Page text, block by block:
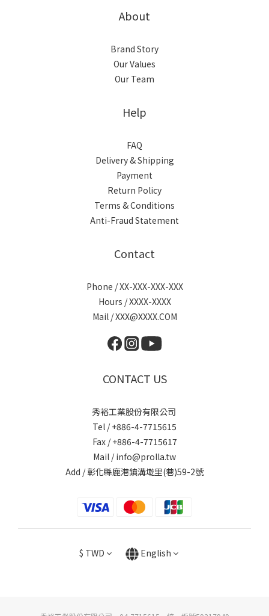
About
Brand Story
Our Values
Our Team
Help
FAQ
Delivery & Shipping
Payment
Return Policy
Terms & Conditions
Anti-Fraud Statement
Contact
Phone / XX-XXX-XXX-XXX
Hours / XXXX-XXXX
Mail / XXX@XXXX.COM
CONTACT US
秀裕工業股份有限公司
Tel / +886-4-7715615
Fax / +886-4-7715617
Mail / info@prolla.tw
Add / 彰化縣鹿港鎮溝墘里(巷)59-2號
$ TWD English